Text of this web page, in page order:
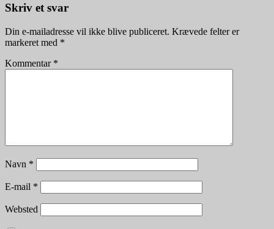
Skriv et svar
Din e-mailadresse vil ikke blive publiceret. Krævede felter er
markeret med *
Kommentar *
Navn *
E-mail *
Websted